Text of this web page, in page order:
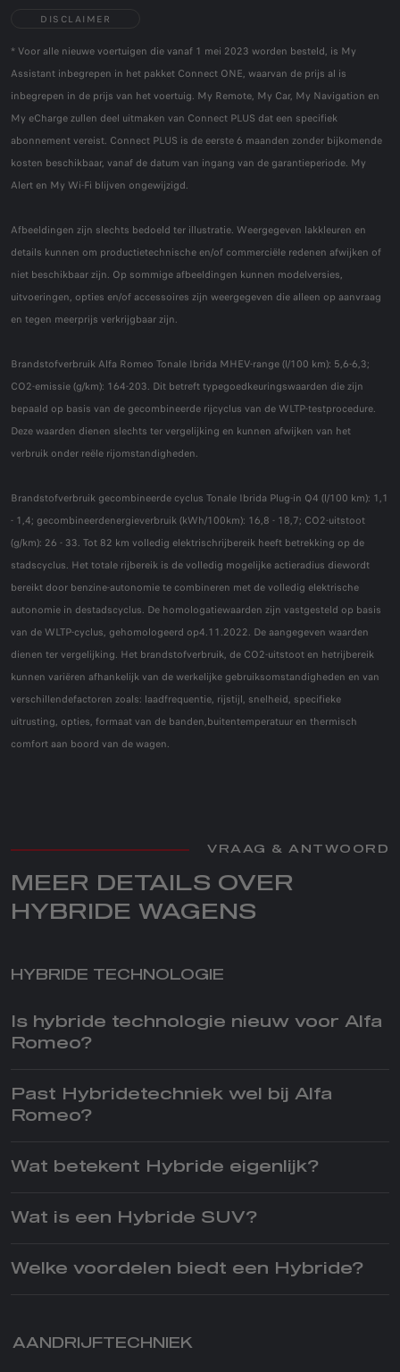
DISCLAIMER
* Voor alle nieuwe voertuigen die vanaf 1 mei 2023 worden besteld, is My
Assistant inbegrepen in het pakket Connect ONE, waarvan de prijs al is
inbegrepen in de prijs van het voertuig. My Remote, My Car, My Navigation en
My eCharge zullen deel uitmaken van Connect PLUS dat een specifiek
abonnement vereist. Connect PLUS is de eerste 6 maanden zonder bijkomende
kosten beschikbaar, vanaf de datum van ingang van de garantieperiode. My
Alert en My Wi-Fi blijven ongewijzigd.
Afbeeldingen zijn slechts bedoeld ter illustratie. Weergegeven lakkleuren en
details kunnen om productietechnische en/of commerciële redenen afwijken of
niet beschikbaar zijn. Op sommige afbeeldingen kunnen modelversies,
uitvoeringen, opties en/of accessoires zijn weergegeven die alleen op aanvraag
en tegen meerprijs verkrijgbaar zijn.
Brandstofverbruik Alfa Romeo Tonale Ibrida MHEV-range (l/100 km): 5,6-6,3;
CO2-emissie (g/km): 164-203. Dit betreft typegoedkeuringswaarden die zijn
bepaald op basis van de gecombineerde rijcyclus van de WLTP-testprocedure.
Deze waarden dienen slechts ter vergelijking en kunnen afwijken van het
verbruik onder reële rijomstandigheden.
Brandstofverbruik gecombineerde cyclus Tonale Ibrida Plug-in Q4 (l/100 km): 1,1
- 1,4; gecombineerdenergieverbruik (kWh/100km): 16,8 - 18,7; CO2-uitstoot
(g/km): 26 - 33. Tot 82 km volledig elektrischrijbereik heeft betrekking op de
stadscyclus. Het totale rijbereik is de volledig mogelijke actieradius diewordt
bereikt door benzine-autonomie te combineren met de volledig elektrische
autonomie in destadscyclus. De homologatiewaarden zijn vastgesteld op basis
van de WLTP-cyclus, gehomologeerd op4.11.2022. De aangegeven waarden
dienen ter vergelijking. Het brandstofverbruik, de CO2-uitstoot en hetrijbereik
kunnen variëren afhankelijk van de werkelijke gebruiksomstandigheden en van
verschillendefactoren zoals: laadfrequentie, rijstijl, snelheid, specifieke
uitrusting, opties, formaat van de banden,buitentemperatuur en thermisch
comfort aan boord van de wagen.
VRAAG & ANTWOORD
MEER DETAILS OVER
HYBRIDE WAGENS
HYBRIDE TECHNOLOGIE
Is hybride technologie nieuw voor Alfa
Romeo?
Past Hybridetechniek wel bij Alfa
Romeo?
Wat betekent Hybride eigenlijk?
Wat is een Hybride SUV?
Welke voordelen biedt een Hybride?
AANDRIJFTECHNIEK